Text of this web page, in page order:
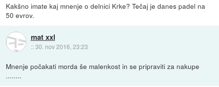
Kakšno imate kaj mnenje o delnici Krke? Tečaj je danes padel na
50 evrov.
mat xxl
::30. nov 2016, 23:23
Mnenje počakati morda še malenkost in se pripraviti za nakupe
........